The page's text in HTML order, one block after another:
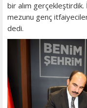
bir alım
mezunu genç
dedi.